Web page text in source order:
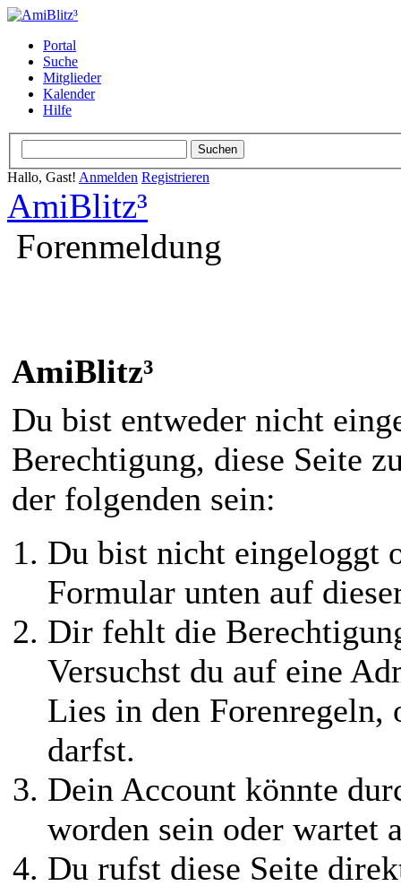
Portal
Suche
Mitglieder
Kalender
Hilfe
Hallo, Gast! Anmelden Registrieren
AmiBlitz³
Forenmeldung
AmiBlitz³
Du bist entweder nicht
Berechtigung, diese Seite
der folgenden sein:
Du bist nicht eingeloggt
Formular unten auf
Dir fehlt die
Versuchst du auf eine
Lies in den Forenregeln,
darfst.
Dein Account könnte
worden sein oder wartet
Du rufst diese Seite